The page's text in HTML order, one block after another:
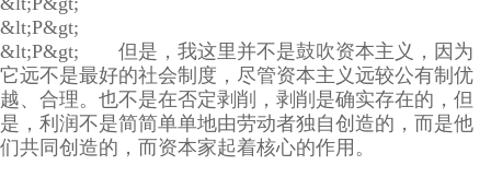
&lt;P&gt;
&lt;P&gt; 但是，我这里并不是鼓吹资本主义，因为
它远不是最好的社会制度，尽管资本主义远较公有制优
越、合理。也不是在否定剥削，剥削是确实存在的，但
是，利润不是简简单单地由劳动者独自创造的，而是他
们共同创造的，而资本家起着核心的作用。